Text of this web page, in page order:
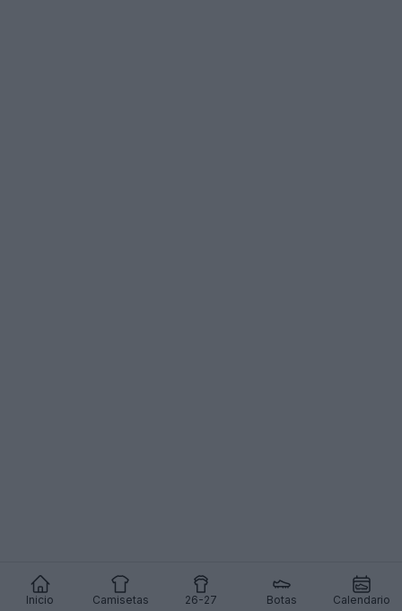
Inicio Camisetas 26-27 Botas Calendario